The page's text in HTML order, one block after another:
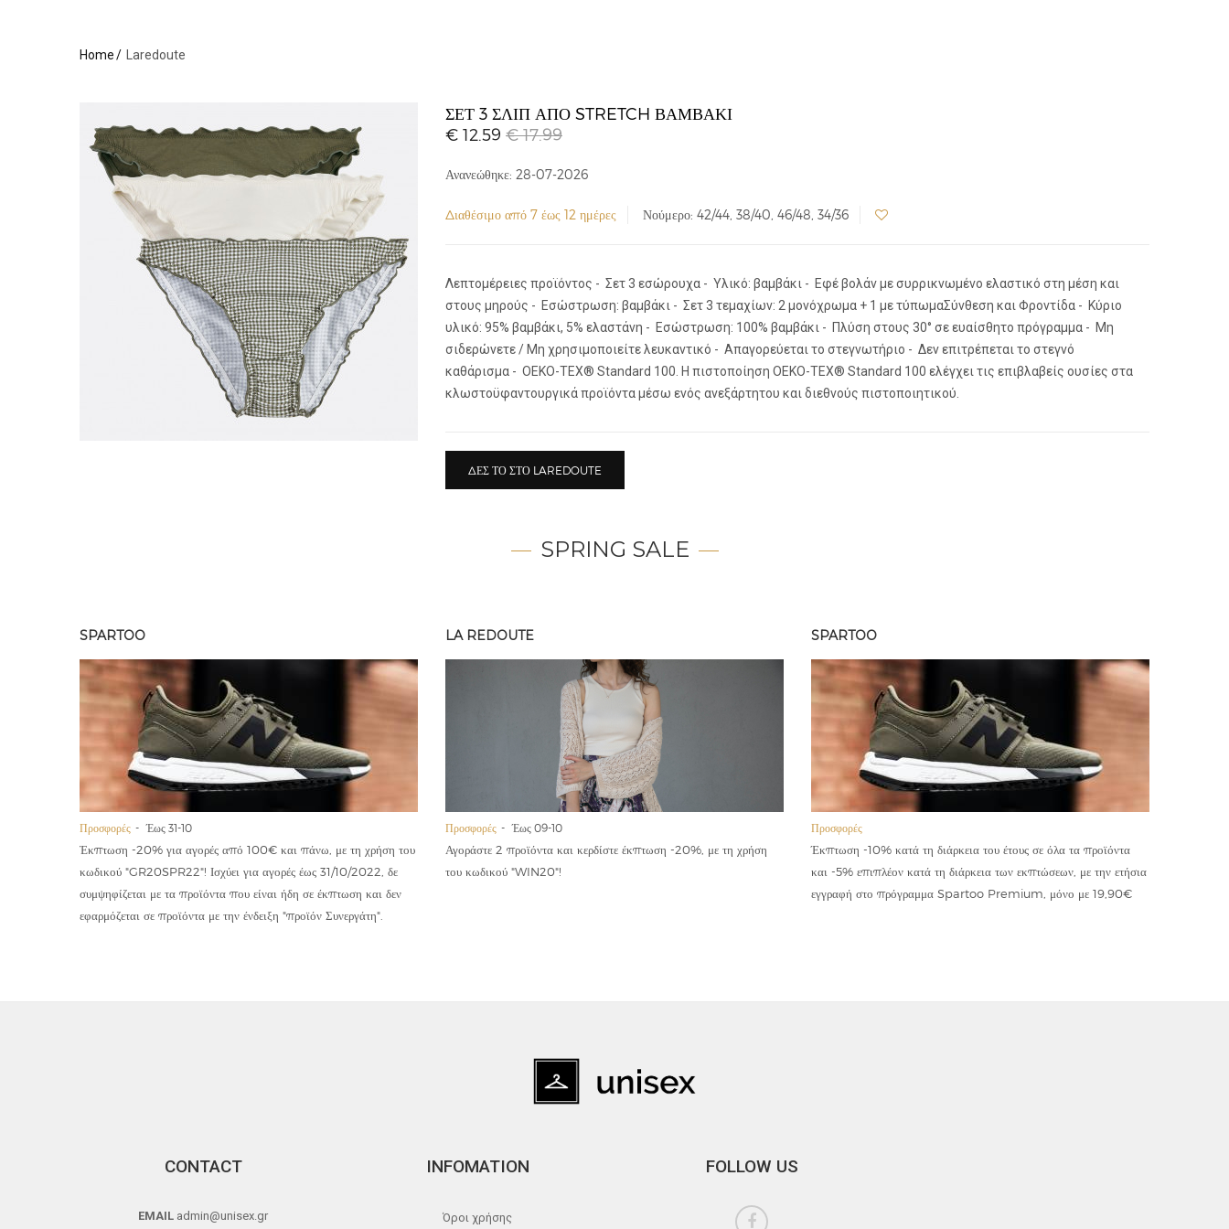
Home Laredoute
ΣΕΤ 3 ΣΛΙΠ ΑΠΌ STRETCH ΒΑΜΒΆΚΙ
€ 12.59 € 17.99
Ανανεώθηκε: 28-07-2026
Διαθέσιμο από 7 έως 12 ημέρες Νούμερο: 42/44, 38/40, 46/48, 34/36
Λεπτομέρειες προϊόντος - Σετ 3 εσώρουχα - Υλικό: βαμβάκι - Εφέ βολάν με συρρικνωμένο ελαστικό στη μέση και
στους μηρούς - Εσώστρωση: βαμβάκι - Σετ 3 τεμαχίων: 2 μονόχρωμα + 1 με τύπωμαΣύνθεση και Φροντίδα - Κύριο
υλικό: 95% βαμβάκι, 5% ελαστάνη - Εσώστρωση: 100% βαμβάκι - Πλύση στους 30° σε ευαίσθητο πρόγραμμα - Μη
σιδερώνετε / Μη χρησιμοποιείτε λευκαντικό - Απαγορεύεται το στεγνωτήριο - Δεν επιτρέπεται το στεγνό
καθάρισμα - OEKO-TEX® Standard 100. Η πιστοποίηση OEKO-TEX® Standard 100 ελέγχει τις επιβλαβείς ουσίες στα
κλωστοϋφαντουργικά προϊόντα μέσω ενός ανεξάρτητου και διεθνούς πιστοποιητικού.
ΔΕΣ ΤΟ ΣΤΟ LAREDOUTE
SPRING SALE
SPARTOO
Προσφορές Έως 31-10
Έκπτωση -20% για αγορές από 100€ και πάνω, με τη χρήση του
κωδικού "GR20SPR22"! Ισχύει για αγορές έως 31/10/2022, δε
συμψηφίζεται με τα προϊόντα που είναι ήδη σε έκπτωση και δεν
εφαρμόζεται σε προϊόντα με την ένδειξη "προϊόν Συνεργάτη".
LA REDOUTE
Προσφορές Έως 09-10
Αγοράστε 2 προϊόντα και κερδίστε έκπτωση -20%, με τη χρήση
του κωδικού "WIN20"!
SPARTOO
Προσφορές
Έκπτωση -10% κατά τη διάρκεια του έτους σε όλα τα προϊόντα
και -5% επιπλέον κατά τη διάρκεια των εκπτώσεων, με την ετήσια
εγγραφή στο πρόγραμμα Spartoo Premium, μόνο με 19,90€
CONTACT
EMAIL admin@unisex.gr
INFOMATION
Όροι χρήσης
FOLLOW US